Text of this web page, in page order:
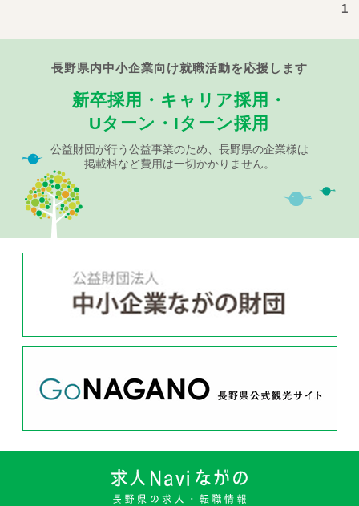
1
長野県内中小企業向け就職活動を応援します
新卒採用・キャリア採用・
Uターン・Iターン採用
公益財団が行う公益事業のため、長野県の企業様は
掲載料など費用は一切かかりません。